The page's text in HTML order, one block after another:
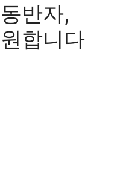
반자,
합니다